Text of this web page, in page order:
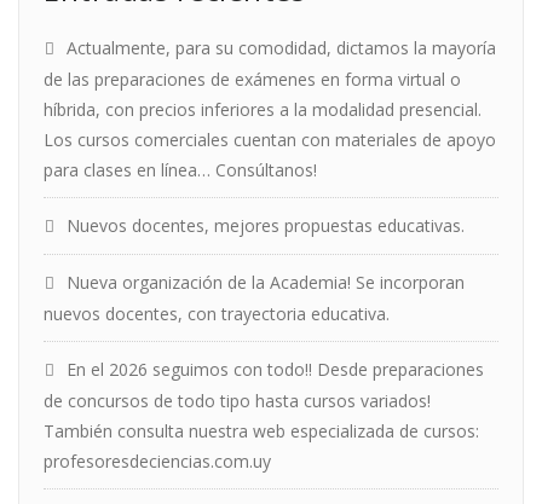
Actualmente, para su comodidad, dictamos la mayoría
de las preparaciones de exámenes en forma virtual o
híbrida, con precios inferiores a la modalidad presencial.
Los cursos comerciales cuentan con materiales de apoyo
para clases en línea… Consúltanos!
Nuevos docentes, mejores propuestas educativas.
Nueva organización de la Academia! Se incorporan
nuevos docentes, con trayectoria educativa.
En el 2026 seguimos con todo!! Desde preparaciones
de concursos de todo tipo hasta cursos variados!
También consulta nuestra web especializada de cursos:
profesoresdeciencias.com.uy